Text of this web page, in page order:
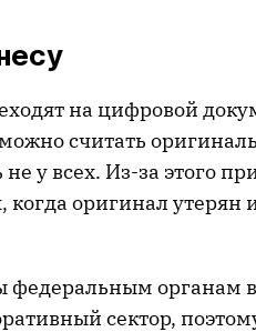
на цифровой
считать
у всех. Из-за этого
когда оригинал утерян
федеральным органам
сектор,